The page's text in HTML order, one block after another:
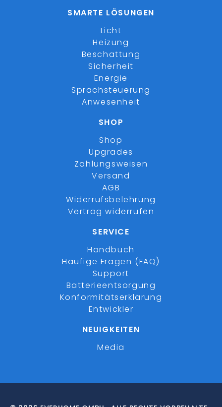
SMARTE LÖSUNGEN
Licht
Heizung
Beschattung
Sicherheit
Energie
Sprachsteuerung
Anwesenheit
SHOP
Shop
Upgrades
Zahlungsweisen
Versand
AGB
Widerrufsbelehrung
Vertrag widerrufen
SERVICE
Handbuch
Häufige Fragen (FAQ)
Support
Batterieentsorgung
Konformitätserklärung
Entwickler
NEUIGKEITEN
Media